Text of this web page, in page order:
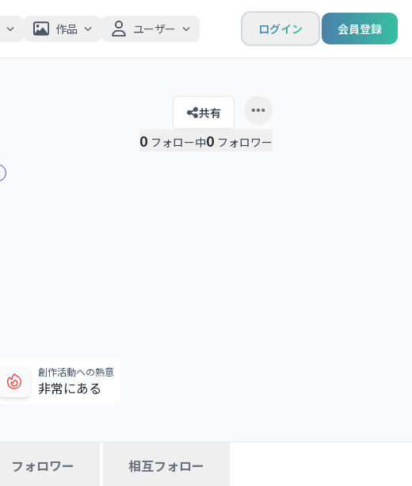
ログイン 会員登録
作品 ユーザー
共有
0 フォロー中0 フォロワー
創作活動への熱意
非常にある
フォロワー 相互フォロー